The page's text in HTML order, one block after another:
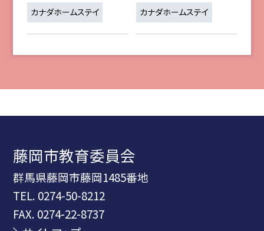
カナダホームステイ
カナダホームステイ
藤岡市教育委員会
群馬県藤岡市藤岡1485番地
TEL. 0274-50-8212
FAX. 0274-22-8737